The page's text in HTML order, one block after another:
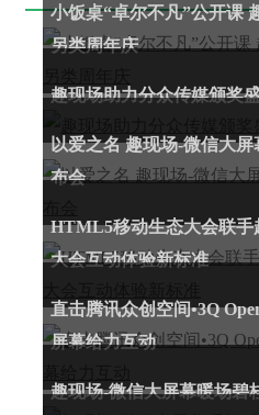
小饭桌“卓尔不凡”公开课
另类周年庆
趣现场助力分众传媒颁奖
以爱之名 趣现场-微信大
布会
HTML5移动生态大会联手
大会互动体验新标准
直击腾讯众创空间•3Q
屏幕给力互动
趣现场-微信大屏幕暖场碧